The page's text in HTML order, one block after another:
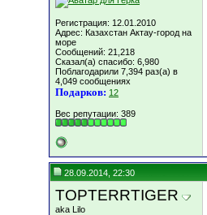
Регистрация: 12.01.2010
Адрес: Казахстан Актау-город на
море
Сообщений: 21,218
Сказал(а) спасибо: 6,980
Поблагодарили 7,394 раз(а) в
4,049 сообщениях
Подарков: 12
Вес репутации: 389
28.09.2014, 22:30
TOPTERRTIGER
aka Lilo